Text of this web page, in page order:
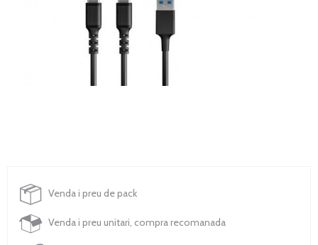
Venda i preu de pack
Venda i preu unitari, compra recomanada